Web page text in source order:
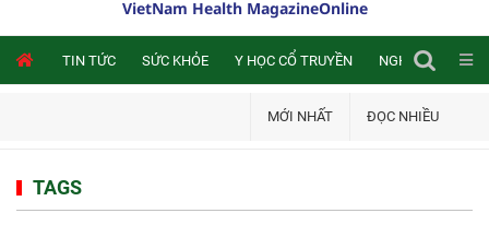
VietNam Health MagazineOnline
TIN TỨC SỨC KHỎE Y HỌC CỔ TRUYỀN NGHIÊN CỨU
MỚI NHẤT ĐỌC NHIỀU
TAGS